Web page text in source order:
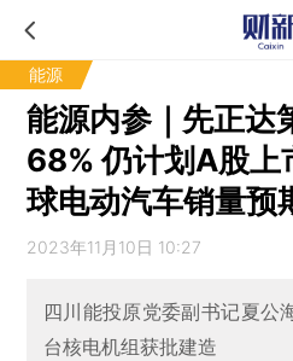
能源
能源内参｜先正达
68% 仍计划A股上
球电动汽车销量预
2023年11月10日 10:27
四川能投原党委副书记夏公
台核电机组获批建造